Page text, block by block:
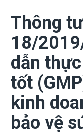
Thông
18/
dẫn
tốt
kinh
bảo vệ